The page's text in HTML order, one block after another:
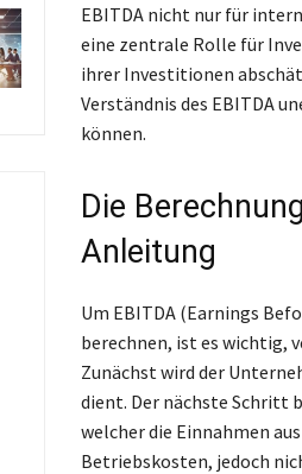
EBITDA nicht nur für
eine zentrale Rolle für
ihrer Investitionen
Verständnis des EBITDA
können.
Die
Anleitung
Um EBITDA (Earnings
berechnen, ist es wichtig,
Zunächst wird der
dient. Der nächste Schritt
welcher die Einnahmen
Betriebskosten, jedoch